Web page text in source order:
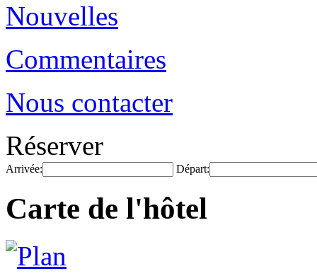
Nouvelles
Commentaires
Nous contacter
Réserver
Arrivée: Départ:
Carte de l'hôtel